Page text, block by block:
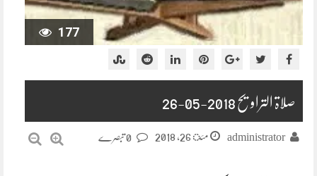
177
صلاۃ التراویح 2018-05-26
administrator مئ 26, 2018